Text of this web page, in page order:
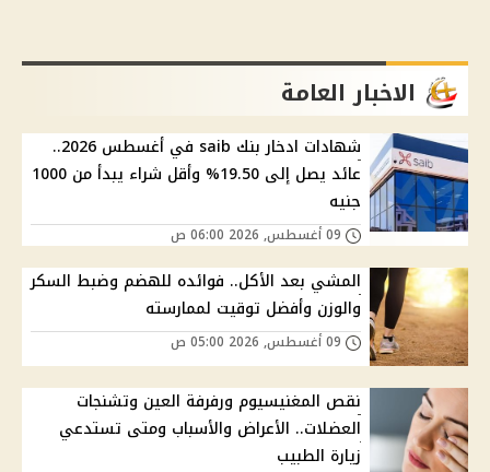
الاخبار العامة
شهادات ادخار بنك saib في أغسطس 2026..
عائد يصل إلى 19.50% وأقل شراء يبدأ من 1000
جنيه
المشي بعد الأكل.. فوائده للهضم وضبط السكر
والوزن وأفضل توقيت لممارسته
نقص المغنيسيوم ورفرفة العين وتشنجات
العضلات.. الأعراض والأسباب ومتى تستدعي
زيارة الطبيب